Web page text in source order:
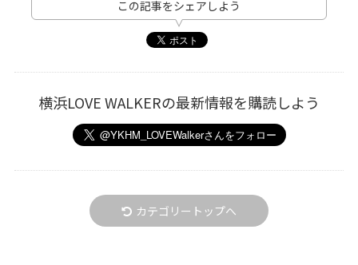
この記事をシェアしよう
横浜LOVE WALKERの最新情報を購読しよう
カテゴリートップへ